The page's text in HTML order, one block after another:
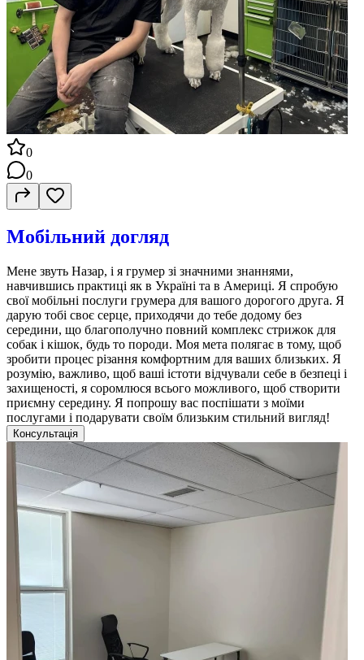
0
0
Мобільний догляд
Мене звуть Назар, і я грумер зі значними знаннями,
навчившись практиці як в Україні та в Америці. Я спробую
свої мобільні послуги грумера для вашого дорогого друга. Я
дарую тобі своє серце, приходячи до тебе додому без
середини, що благополучно повний комплекс стрижок для
собак і кішок, будь то породи. Моя мета полягає в тому, щоб
зробити процес різання комфортним для ваших близьких. Я
розумію, важливо, щоб ваші істоти відчували себе в безпеці і
захищеності, я соромлюся всього можливого, щоб створити
приємну середину. Я попрошу вас поспішати з моїми
послугами і подарувати своїм близьким стильний вигляд!
Консультація